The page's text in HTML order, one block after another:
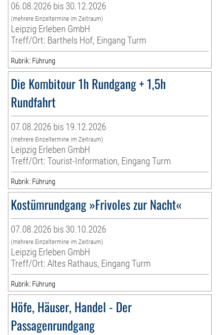
06.08.2026 bis 30.12.2026
(mehrere Einzeltermine im Zeitraum)
Leipzig Erleben GmbH
Treff/Ort: Barthels Hof, Eingang Turm
Rubrik: Führung
Die Kombitour 1h Rundgang + 1,5h
Rundfahrt
07.08.2026 bis 19.12.2026
(mehrere Einzeltermine im Zeitraum)
Leipzig Erleben GmbH
Treff/Ort: Tourist-Information, Eingang Turm
Rubrik: Führung
Kostümrundgang »Frivoles zur Nacht«
07.08.2026 bis 30.10.2026
(mehrere Einzeltermine im Zeitraum)
Leipzig Erleben GmbH
Treff/Ort: Altes Rathaus, Eingang Turm
Rubrik: Führung
Höfe, Häuser, Handel - Der
Passagenrundgang